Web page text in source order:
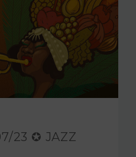
SCHOOL
23 ✪ JAZZ